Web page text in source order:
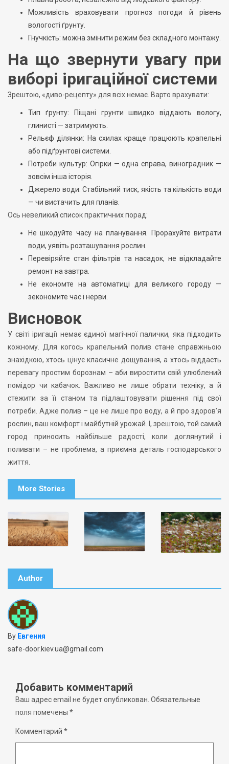
Можливість враховувати прогноз погоди й рівень
вологості ґрунту.
Гнучкість: можна змінити режим без складного монтажу.
На що звернути увагу при
виборі іригаційної системи
Зрештою, «диво-рецепту» для всіх немає. Варто врахувати:
Тип ґрунту: Піщані грунти швидко віддають вологу,
глинисті — затримують.
Рельєф ділянки: На схилах краще працюють крапельні
або підґрунтові системи.
Потреби культур: Огірки — одна справа, виноградник —
зовсім інша історія.
Джерело води: Стабільний тиск, якість та кількість води
— чи вистачить для планів.
Ось невеликий список практичних порад:
Не шкодуйте часу на планування. Прорахуйте витрати
води, уявіть розташування рослин.
Перевіряйте стан фільтрів та насадок, не відкладайте
ремонт на завтра.
Не економте на автоматиці для великого городу —
зекономите час і нерви.
Висновок
У світі іригації немає єдиної магічної палички, яка підходить
кожному. Для когось крапельний полив стане справжньою
знахідкою, хтось цінує класичне дощування, а хтось віддасть
перевагу простим борознам – аби виростити свій улюблений
помідор чи кабачок. Важливо не лише обрати техніку, а й
стежити за її станом та підлаштовувати рішення під свої
потреби. Адже полив – це не лише про воду, а й про здоров’я
рослин, ваш комфорт і майбутній урожай. І, зрештою, той самий
город приносить найбільше радості, коли доглянутий і
поливати – не проблема, а приємна деталь господарського
життя.
More Stories
Author
By Евгения
safe-door.kiev.ua@gmail.com
Добавить комментарий
Ваш адрес email не будет опубликован. Обязательные
поля помечены *
Комментарий *